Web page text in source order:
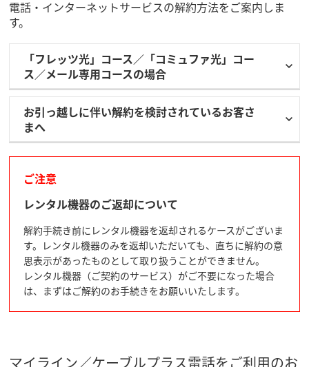
電話・インターネットサービスの解約方法をご案内しま
す。
「フレッツ光」コース／「コミュファ光」コー
ス／メール専用コースの場合
お引っ越しに伴い解約を検討されているお客さ
まへ
ご注意
レンタル機器のご返却について
解約手続き前にレンタル機器を返却されるケースがございま
す。レンタル機器のみを返却いただいても、直ちに解約の意
思表示があったものとして取り扱うことができません。
レンタル機器（ご契約のサービス）がご不要になった場合
は、まずはご解約のお手続きをお願いいたします。
マイライン／ケーブルプラス電話をご利用のお